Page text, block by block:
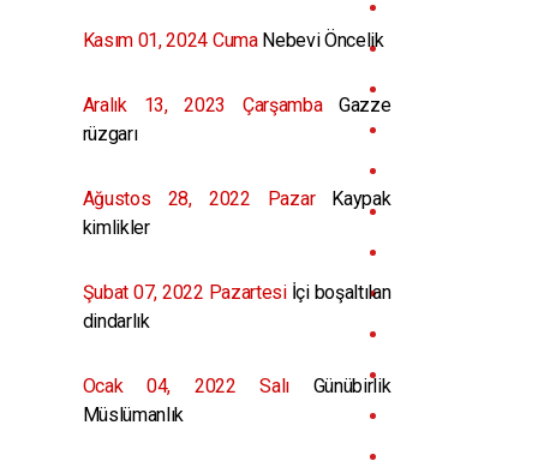
Kasım 01, 2024 CumaNebevi Öncelik
Aralık 13, 2023 ÇarşambaGazze
rüzgarı
Ağustos 28, 2022 PazarKaypak
kimlikler
Şubat 07, 2022 Pazartesiİçi boşaltılan
dindarlık
Ocak 04, 2022 SalıGünübirlik
Müslümanlık